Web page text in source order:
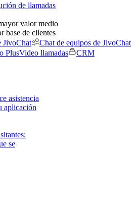
de llamadas
valor medio
base de clientes
JivoChat
Chat de equipos de JivoChat
PlusVideo llamadas
CRM
asistencia
aplicación
se